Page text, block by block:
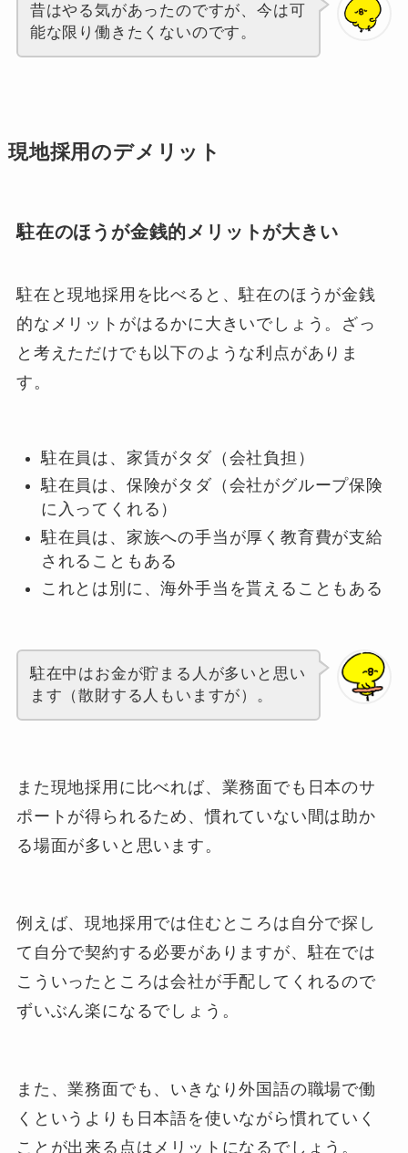
昔はやる気があったのですが、今は可
能な限り働きたくないのです。
現地採用のデメリット
駐在のほうが金銭的メリットが大きい
駐在と現地採用を比べると、駐在のほうが金銭
的なメリットがはるかに大きいでしょう。ざっ
と考えただけでも以下のような利点がありま
す。
駐在員は、家賃がタダ（会社負担）
駐在員は、保険がタダ（会社がグループ保険
に入ってくれる）
駐在員は、家族への手当が厚く教育費が支給
されることもある
これとは別に、海外手当を貰えることもある
駐在中はお金が貯まる人が多いと思い
ます（散財する人もいますが）。
また現地採用に比べれば、業務面でも日本のサ
ポートが得られるため、慣れていない間は助か
る場面が多いと思います。
例えば、現地採用では住むところは自分で探し
て自分で契約する必要がありますが、駐在では
こういったところは会社が手配してくれるので
ずいぶん楽になるでしょう。
また、業務面でも、いきなり外国語の職場で働
くというよりも日本語を使いながら慣れていく
ことが出来る点はメリットになるでしょう。